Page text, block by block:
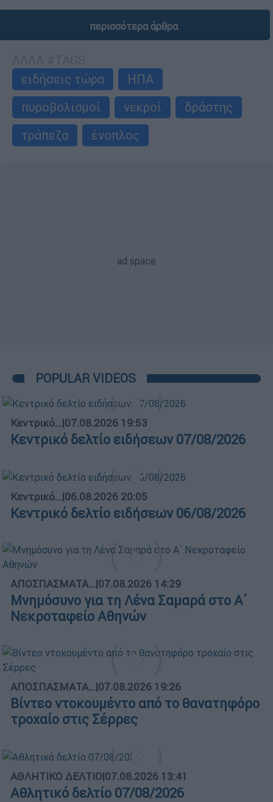
περισσότερα άρθρα
ειδήσεις τώρα
ΗΠΑ
πυροβολισμοί
νεκροί
δράστης
τράπεζα
ένοπλος
POPULAR VIDEOS
Κεντρικό...|07.08.2026 19:53
Κεντρικό δελτίο ειδήσεων 07/08/2026
Κεντρικό...|06.08.2026 20:05
Κεντρικό δελτίο ειδήσεων 06/08/2026
ΑΠΟΣΠΑΣΜΑΤΑ...|07.08.2026 14:29
Μνημόσυνο για τη Λένα Σαμαρά στο Α΄
Νεκροταφείο Αθηνών
ΑΠΟΣΠΑΣΜΑΤΑ...|07.08.2026 19:26
Βίντεο ντοκουμέντο από το θανατηφόρο
τροχαίο στις Σέρρες
ΑΘΛΗΤΙΚΟ ΔΕΛΤΙΟ|07.08.2026 13:41
Αθλητικό δελτίο 07/08/2026